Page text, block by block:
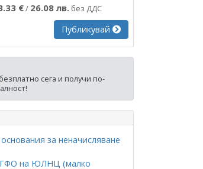
€/ 26.08 лв. без ДДС
Публикувай
безплатно сега и получи по-
за неначисляване
на ЮЛНЦ (малко